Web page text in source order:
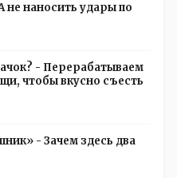
наносить удары по
- Перерабатываем
чтобы вкусно съесть
- Зачем здесь два